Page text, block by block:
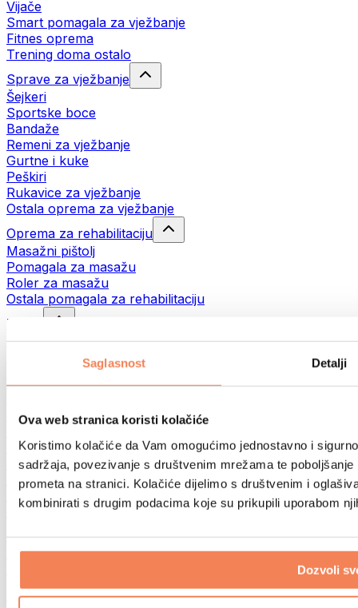
Saglasnost Detalji
Ova web stranica koristi kolačiće
Koristimo kolačiće da Vam omogućimo jednostavno i
sadržaja, povezivanje s društvenim mrežama te
prometa na stranici. Kolačiće dijelimo s društvenim i
kombinirati s drugim podacima koje su prikupili uporabom
Dozvoli
Vijače
Smart pomagala za vježbanje
Fitnes oprema
Trening doma ostalo
Sprave za vježbanje
Šejkeri
Sportske boce
Bandaže
Remeni za vježbanje
Gurtne i kuke
Peškiri
Rukavice za vježbanje
Ostala oprema za vježbanje
Oprema za rehabilitaciju
Masažni pištolj
Pomagala za masažu
Roler za masažu
Ostala pomagala za rehabilitaciju
Torbe
Torbe za hranu
Sportske torbe
Trčanje
Biciklizam
Joga i pilates
Kupanje hladnom vodom
Plivanje
Planinarenje
Biohacking
Terapija crvenim svjetlom
Eko kućanstvo